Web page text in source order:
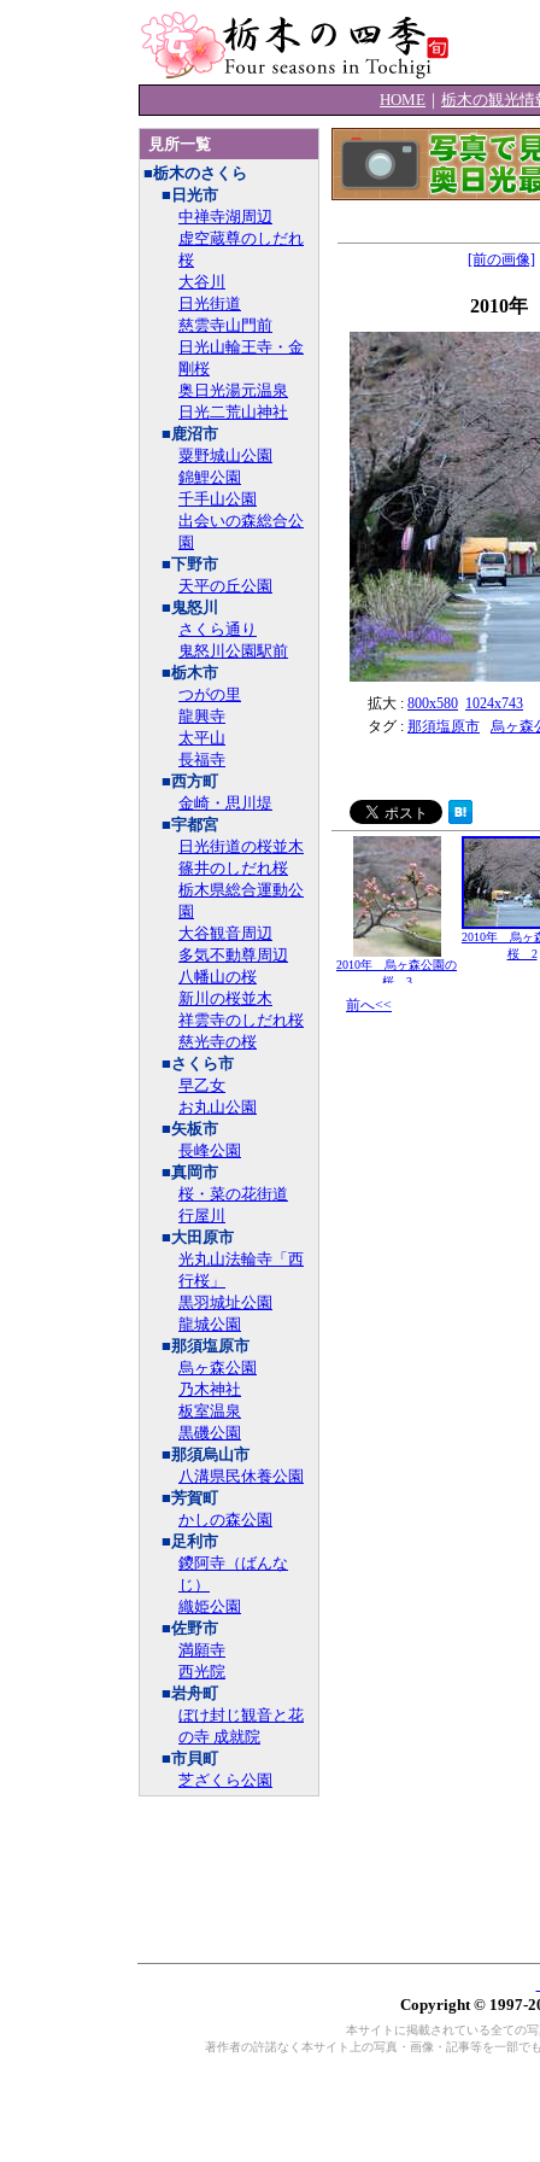
HOME ｜ 栃木の観光情
見所一覧
■栃木のさくら
■日光市
中禅寺湖周辺
虚空蔵尊のしだれ
桜
大谷川
日光街道
慈雲寺山門前
日光山輪王寺・金
剛桜
奥日光湯元温泉
日光二荒山神社
■鹿沼市
粟野城山公園
錦鯉公園
千手山公園
出会いの森総合公
園
■下野市
天平の丘公園
■鬼怒川
さくら通り
鬼怒川公園駅前
■栃木市
つがの里
龍興寺
太平山
長福寺
■西方町
金崎・思川堤
■宇都宮
日光街道の桜並木
篠井のしだれ桜
栃木県総合運動公
園
大谷観音周辺
多気不動尊周辺
八幡山の桜
新川の桜並木
祥雲寺のしだれ桜
慈光寺の桜
■さくら市
早乙女
お丸山公園
■矢板市
長峰公園
■真岡市
桜・菜の花街道
行屋川
■大田原市
光丸山法輪寺「西
行桜」
黒羽城址公園
龍城公園
■那須塩原市
烏ヶ森公園
乃木神社
板室温泉
黒磯公園
■那須烏山市
八溝県民休養公園
■芳賀町
かしの森公園
■足利市
鑁阿寺（ばんな
じ）
織姫公園
■佐野市
満願寺
西光院
■岩舟町
ぼけ封じ観音と花
の寺 成就院
■市貝町
芝ざくら公園
[前の画像]
2010
拡大 : 800x580 1024x743
タグ : 那須塩原市 烏ヶ森
2010年 烏ヶ森公園の
桜 3
2010年 烏ヶ
桜 2
前へ<<
Copyright © 1997-
本サイトに掲載されている全ての
著作者の許諾なく本サイト上の写真・画像・記事等を一部で